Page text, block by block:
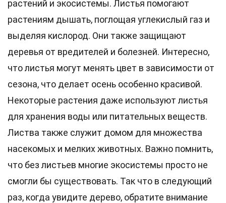
растений и экосистемы. Листья помогают
растениям дышать, поглощая углекислый газ и
выделяя кислород. Они также защищают
деревья от вредителей и болезней. Интересно,
что листья могут менять цвет в зависимости от
сезона, что делает осень особенно красивой.
Некоторые растения даже используют листья
для хранения воды или питательных веществ.
Листва также служит домом для множества
насекомых и мелких животных. Важно помнить,
что без листьев многие экосистемы просто не
смогли бы существовать. Так что в следующий
раз, когда увидите дерево, обратите внимание